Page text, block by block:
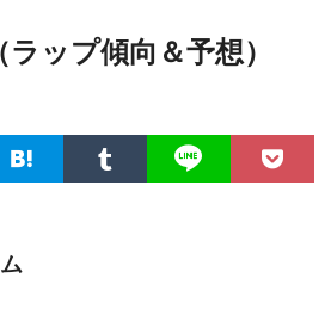
ップ傾向＆予想）